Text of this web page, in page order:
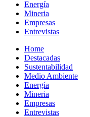
Energía
Mineria
Empresas
Entrevistas
Menu
Home
Destacadas
Sustentabilidad
Medio Ambiente
Energía
Mineria
Empresas
Entrevistas